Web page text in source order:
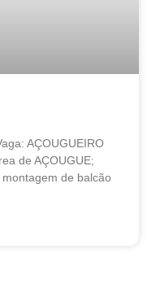
AÇOUGUEIRO
de AÇOUGUE;
de balcão